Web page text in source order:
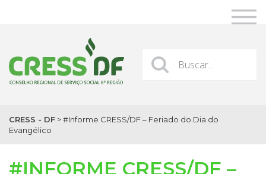
CRESS - DF >#Informe CRESS/DF – Feriado do Dia do
Evangélico
#INFORME CRESS/DF –